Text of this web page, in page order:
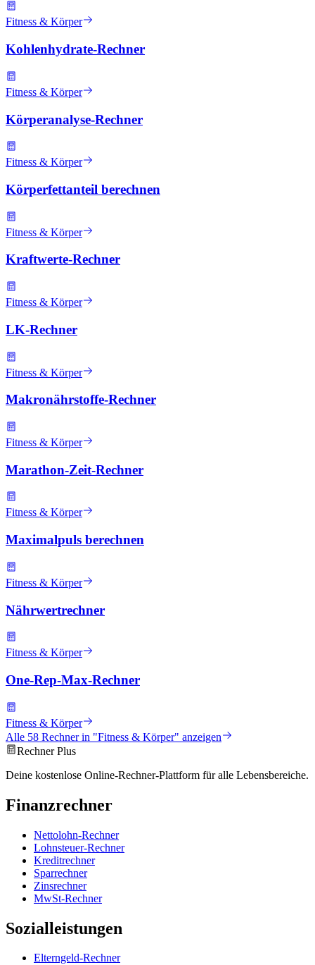
Fitness & Körper
Kohlenhydrate-Rechner
Fitness & Körper
Körperanalyse-Rechner
Fitness & Körper
Körperfettanteil berechnen
Fitness & Körper
Kraftwerte-Rechner
Fitness & Körper
LK-Rechner
Fitness & Körper
Makronährstoffe-Rechner
Fitness & Körper
Marathon-Zeit-Rechner
Fitness & Körper
Maximalpuls berechnen
Fitness & Körper
Nährwertrechner
Fitness & Körper
One-Rep-Max-Rechner
Fitness & Körper
Alle 58 Rechner in "Fitness & Körper" anzeigen
Rechner Plus
Deine kostenlose Online-Rechner-Plattform für alle Lebensbereiche.
Finanzrechner
Nettolohn-Rechner
Lohnsteuer-Rechner
Kreditrechner
Sparrechner
Zinsrechner
MwSt-Rechner
Sozialleistungen
Elterngeld-Rechner